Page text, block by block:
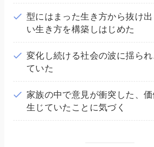
型にはまった生き方から抜け
い生き方を構築しはじめた
変化し続ける社会の波に揺ら
ていた
家族の中で意見が衝突した、
生じていたことに気づく